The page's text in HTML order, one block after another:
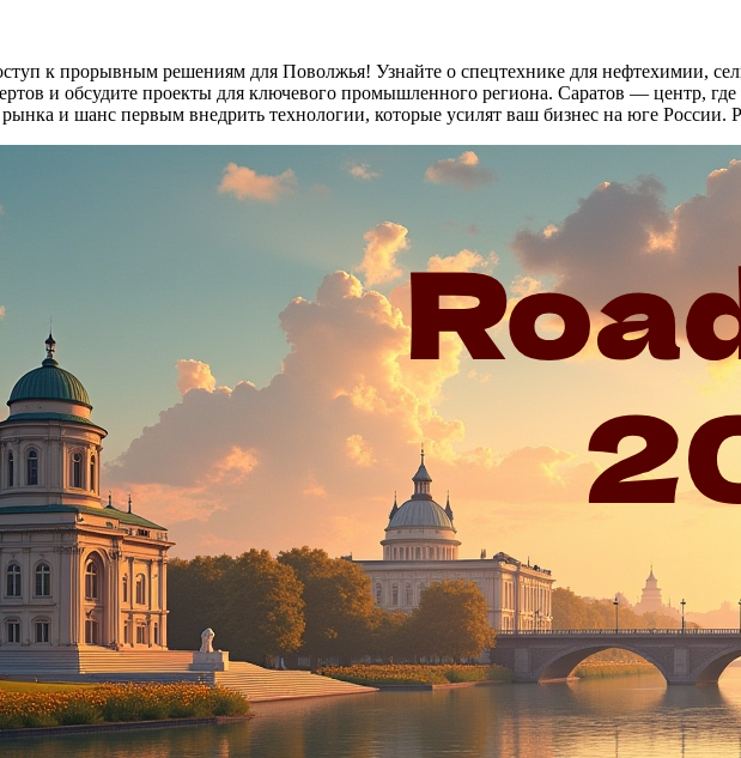
к прорывным решениям для Поволжья! Узнайте о спецтехнике для нефтехимии,
и обсудите проекты для ключевого промышленного региона. Саратов — центр,
и шанс первым внедрить технологии, которые усилят ваш бизнес на юге